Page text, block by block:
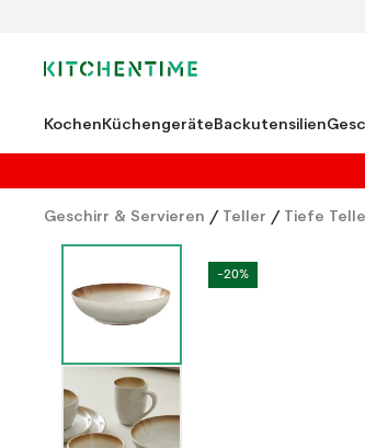
KochenKüchengeräteBackutensilien
Geschirr & Servieren / Teller / Tiefe
-20%